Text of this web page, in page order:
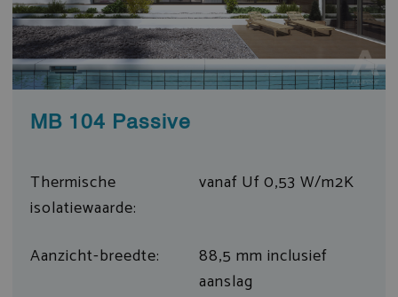
MB 104 Passive
Thermische
isolatiewaarde:
vanaf Uf 0,53 W/m2K
Aanzicht-breedte:
88,5 mm inclusief
aanslag